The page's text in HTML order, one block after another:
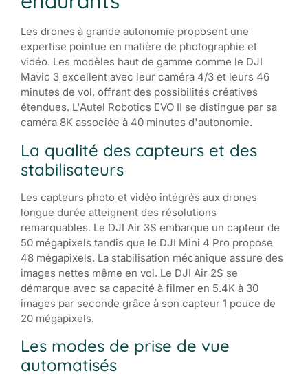
Les drones à grande autonomie proposent une
expertise pointue en matière de photographie et
vidéo. Les modèles haut de gamme comme le DJI
Mavic 3 excellent avec leur caméra 4/3 et leurs 46
minutes de vol, offrant des possibilités créatives
étendues. L'Autel Robotics EVO II se distingue par sa
caméra 8K associée à 40 minutes d'autonomie.
La qualité des capteurs et des
stabilisateurs
Les capteurs photo et vidéo intégrés aux drones
longue durée atteignent des résolutions
remarquables. Le DJI Air 3S embarque un capteur de
50 mégapixels tandis que le DJI Mini 4 Pro propose
48 mégapixels. La stabilisation mécanique assure des
images nettes même en vol. Le DJI Air 2S se
démarque avec sa capacité à filmer en 5.4K à 30
images par seconde grâce à son capteur 1 pouce de
20 mégapixels.
Les modes de prise de vue
automatisés